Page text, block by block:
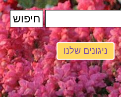
ניגונים שלנו